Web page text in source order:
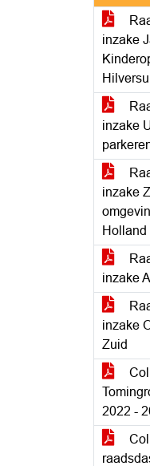
inzake
inzake
inzake
Holland
inzake
inzake
Zuid
2022 -